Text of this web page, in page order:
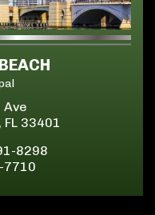
Ave
33401
8298
7710